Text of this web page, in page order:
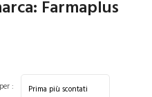
Farmaplus
: